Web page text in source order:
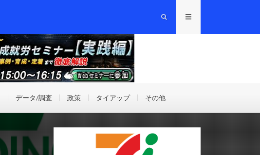
データ/調査 政策 タイアップ その他